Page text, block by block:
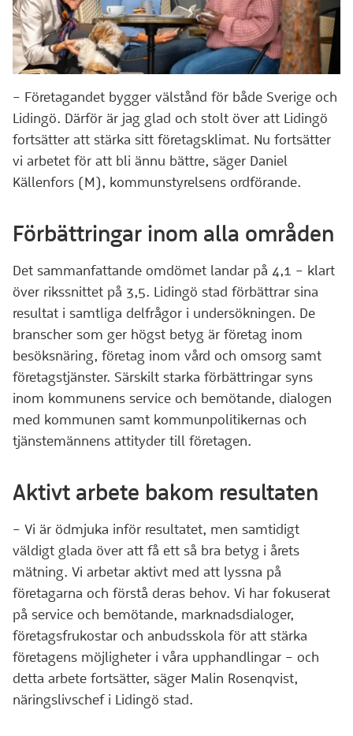
– Företagandet bygger välstånd för både Sverige och
Lidingö. Därför är jag glad och stolt över att Lidingö
fortsätter att stärka sitt företagsklimat. Nu fortsätter
vi arbetet för att bli ännu bättre, säger Daniel
Källenfors (M), kommunstyrelsens ordförande.
Förbättringar inom alla områden
Det sammanfattande omdömet landar på 4,1 – klart
över rikssnittet på 3,5. Lidingö stad förbättrar sina
resultat i samtliga delfrågor i undersökningen. De
branscher som ger högst betyg är företag inom
besöksnäring, företag inom vård och omsorg samt
företagstjänster. Särskilt starka förbättringar syns
inom kommunens service och bemötande, dialogen
med kommunen samt kommunpolitikernas och
tjänstemännens attityder till företagen.
Aktivt arbete bakom resultaten
– Vi är ödmjuka inför resultatet, men samtidigt
väldigt glada över att få ett så bra betyg i årets
mätning. Vi arbetar aktivt med att lyssna på
företagarna och förstå deras behov. Vi har fokuserat
på service och bemötande, marknadsdialoger,
företagsfrukostar och anbudsskola för att stärka
företagens möjligheter i våra upphandlingar – och
detta arbete fortsätter, säger Malin Rosenqvist,
näringslivschef i Lidingö stad.